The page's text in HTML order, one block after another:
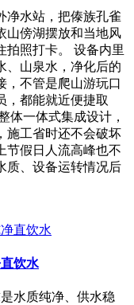
净水站，把傣族孔雀
山傍湖摆放和当地风
拍照打卡。 设备内里
、山泉水，净化后的
，不管是爬山游玩口
，都能就近便捷取
体一体式集成设计，
施工省时还不会破坏
节假日人流高峰也不
质、设备运转情况后
饮水
水质纯净、供水稳